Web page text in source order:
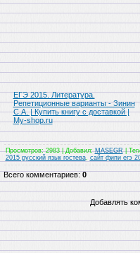
ЕГЭ 2015. Литература.
Репетиционные варианты - Зинин
С.А. | Купить книгу с доставкой |
My-shop.ru
Просмотров: 2983 |Добавил:MASEGR|
2015 русский язык гостева, сайт фипи егэ
Всего комментариев:0
Добавлять